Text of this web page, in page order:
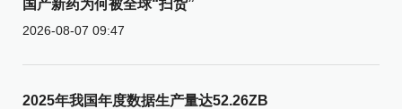
国产新药为何被全球“扫货”
2026-08-07 09:47
2025年我国年度数据生产量达52.26ZB